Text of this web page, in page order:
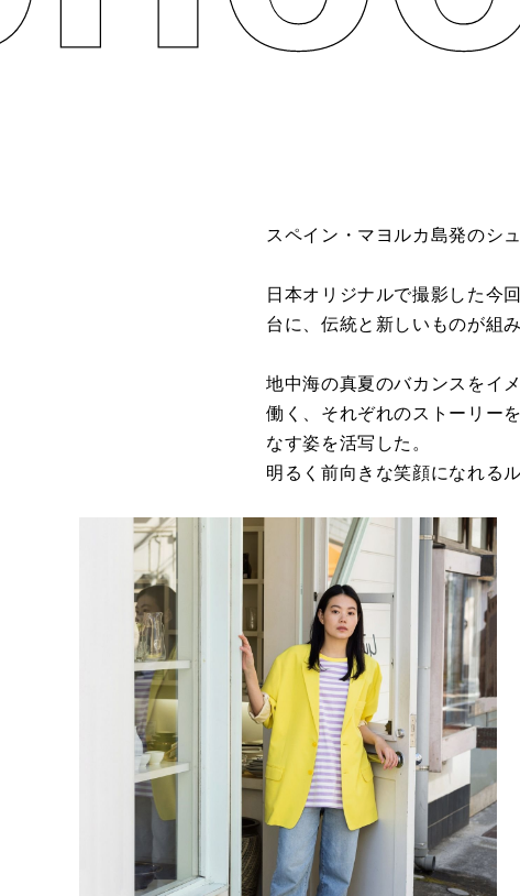
スペイン・マヨルカ島発のシ
日本オリジナルで撮影した今
台に、 伝統と新しいものが組
地中海の真夏のバカンスをイ
働く、 それぞれのストーリー
なす姿を活写した。
明るく前向きな笑顔になれる